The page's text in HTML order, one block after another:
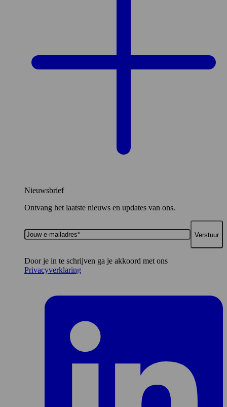
Nieuwsbrief
Ontvang het laatste nieuws en updates van ons.
Jouw
e-
Door je in te schrijven ga je akkoord met ons
Privacyverklaring